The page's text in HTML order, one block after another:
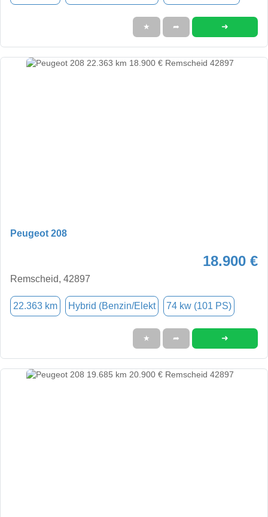
★ ➦ ➜
Peugeot 208
18.900 €
Remscheid, 42897
22.363 km Hybrid (Benzin/Elekt 74 kw (101 PS)
★ ➦ ➜